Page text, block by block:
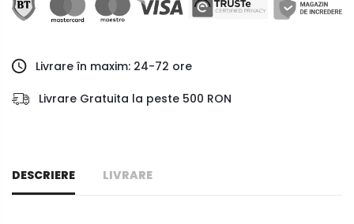
Livrare în maxim: 24-72 ore
Livrare Gratuita la peste 500 RON
DESCRIERE LIVRARE